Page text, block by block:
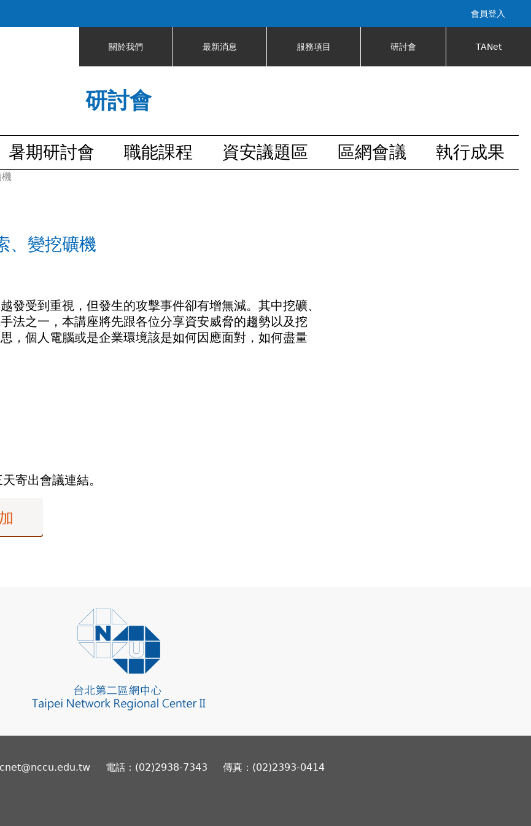
會員登入
關於我們 最新消息 服務項目 研討會 TANet
研討會
暑期研討會 職能課程 資安議題區 區網會議 執行成果
、變挖礦機
受到重視，但發生的攻擊事件卻有增無減。其中挖礦、
法之一，本講座將先跟各位分享資安威脅的趨勢以及挖
，個人電腦或是企業環境該是如何因應面對，如何盡量
寄出會議連結。
電話：(02)2938-7343 傳真：(02)2393-0414